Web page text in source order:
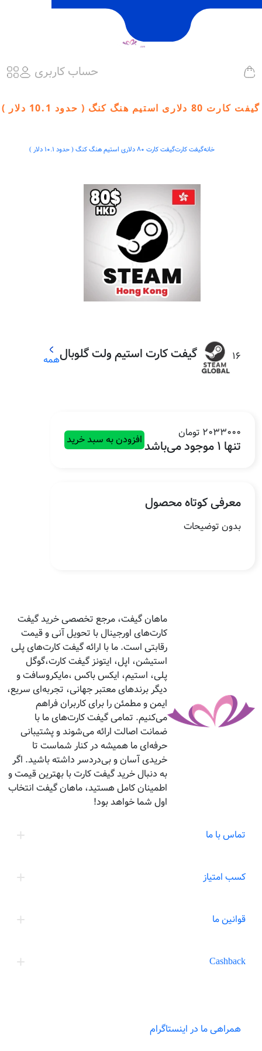
حساب کاربری
گیفت کارت 80 دلاری استیم هنگ کنگ ( حدود 10.1 دلار )
خانهگیفت کارتگیفت کارت 80 دلاری استیم هنگ کنگ ( حدود 10.1 دلار )
16 گیفت کارت استیم ولت گلوبالهمه
2033000 تومان
تنها 1 موجود می‌باشد افزودن به سبد خرید
معرفی کوتاه محصول
بدون توضیحات
تماس با ما
کسب امتیاز
قوانین ما
Cashback
ماهان گیفت، مرجع تخصصی خرید گیفت
کارت‌های اورجینال با تحویل آنی و قیمت
رقابتی است. ما با ارائه گیفت کارت‌های پلی
استیشن، اپل، ایتونز گیفت کارت،گوگل
پلی، استیم، ایکس باکس ،مایکروسافت و
دیگر برندهای معتبر جهانی، تجربه‌ای سریع،
ایمن و مطمئن را برای کاربران فراهم
می‌کنیم. تمامی گیفت کارت‌های ما با
ضمانت اصالت ارائه می‌شوند و پشتیبانی
حرفه‌ای ما همیشه در کنار شماست تا
خریدی آسان و بی‌دردسر داشته باشید. اگر
به دنبال خرید گیفت کارت با بهترین قیمت و
اطمینان کامل هستید، ماهان گیفت انتخاب
اول شما خواهد بود!
همراهی ما در اینستاگرام